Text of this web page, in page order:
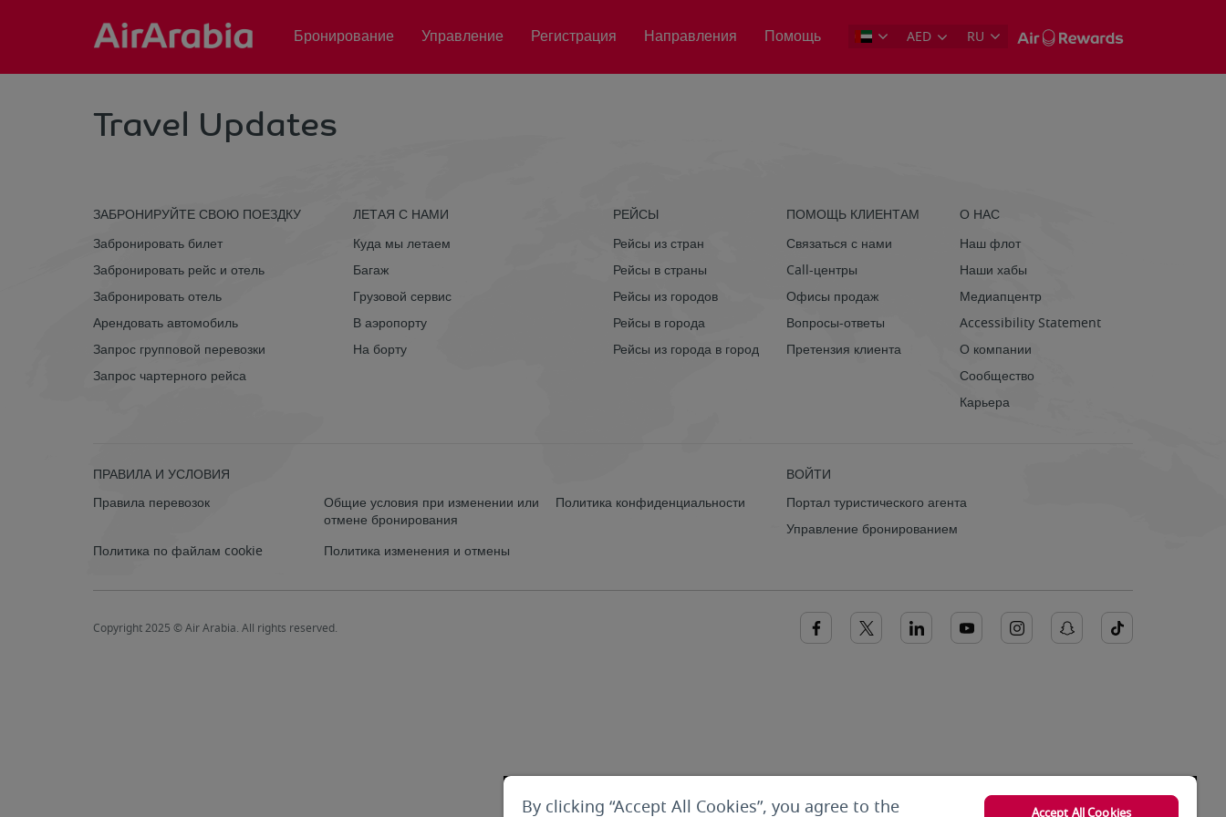
AED RU
Бронирование Управление Регистрация Направления Помощь
Travel Updates
ЗАБРОНИРУЙТЕ СВОЮ ПОЕЗДКУ
Забронировать билет
Забронировать рейс и отель
Забронировать отель
Арендовать автомобиль
Запрос групповой перевозки
Запрос чартерного рейса
ЛЕТАЯ С НАМИ
Куда мы летаем
Багаж
Грузовой сервис
В аэропорту
На борту
РЕЙСЫ
Рейсы из стран
Рейсы в страны
Рейсы из городов
Рейсы в города
Рейсы из города в город
ПОМОЩЬ КЛИЕНТАМ
Связаться с нами
Call-центры
Офисы продаж
Вопросы-ответы
Претензия клиента
О НАС
Наш флот
Наши хабы
Медиапцентр
Accessibility Statement
О компании
Сообщество
Карьера
ПРАВИЛА И УСЛОВИЯ
Правила перевозок
Общие условия при изменении или
отмене бронирования
Политика конфиденциальности
Политика по файлам cookie Политика изменения и отмены
ВОЙТИ
Портал туристического агента
Управление бронированием
Copyright 2025 © Air Arabia. All rights reserved.
By clicking “Accept All Cookies”, you agree to the Accept All Cookies